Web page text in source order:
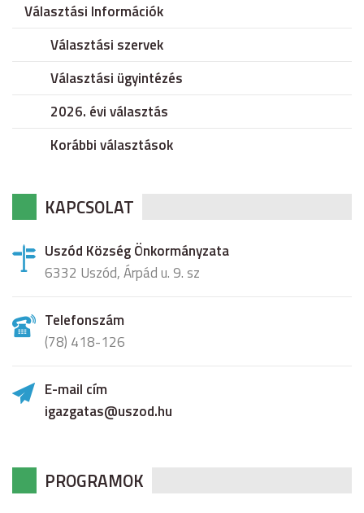
Választási Információk
Választási szervek
Választási ügyintézés
2026. évi választás
Korábbi választások
KAPCSOLAT
Uszód Község Önkormányzata
6332 Uszód, Árpád u. 9. sz
Telefonszám
(78) 418-126
E-mail cím
igazgatas@uszod.hu
PROGRAMOK